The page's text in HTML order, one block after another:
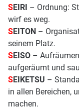
SEIRI – Ordnung:
wirf es weg.
SEITON–
seinem Platz.
SEISO–
aufgeräumt und
SEIKETSU –
in allen Bereichen,
machen.